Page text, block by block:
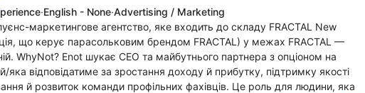
·English - None·Advertising / Marketing
маркетингове агентство, яке входить до складу FRACTAL New
що керує парасольковим брендом FRACTAL) у межах FRACTAL —
WhyNot? Enot шукає CEO та майбутнього партнера з опціоном на
яка відповідатиме за зростання доходу й прибутку, підтримку якості
й розвиток команди профільних фахівців. Це роль для людини, яка